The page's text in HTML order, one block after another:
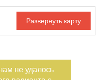
—
Площадь кухни
Этаж
не удалось